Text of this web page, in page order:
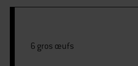
6 gros œufs